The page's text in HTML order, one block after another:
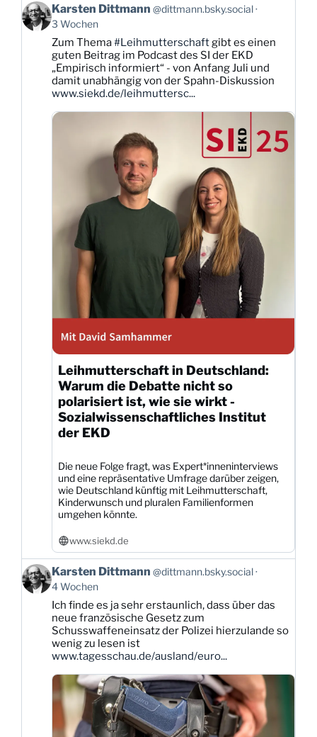
Beitrag
von
Karsten
Dittmann
Bluesky
ansehen
Karsten Dittmann @dittmann.bsky.social
3 Wochen
Zum Thema#Leihmutterschaftgibt es einen
guten Beitrag im Podcast des SI der EKD
„Empirisch informiert“ - von Anfang Juli und
damit unabhängig von der Spahn-Diskussion
www.siekd.de/leihmuttersc...
Leihmutterschaft in Deutschland:
Warum die Debatte nicht so
polarisiert ist, wie sie wirkt -
Sozialwissenschaftliches Institut
der EKD
Die neue Folge fragt, was Expert*inneninterviews
und eine repräsentative Umfrage darüber zeigen,
wie Deutschland künftig mit Leihmutterschaft,
Kinderwunsch und pluralen Familienformen
umgehen könnte.
www.siekd.de
Beitrag
von
Karsten
Dittmann
Bluesky
ansehen
Karsten Dittmann @dittmann.bsky.social
4 Wochen
Ich finde es ja sehr erstaunlich, dass über das
neue französische Gesetz zum
Schusswaffeneinsatz der Polizei hierzulande so
wenig zu lesen ist
www.tagesschau.de/ausland/euro...